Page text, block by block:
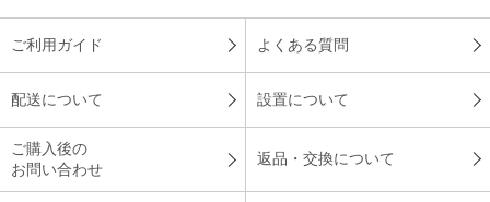
ご利用ガイド よくある質問
配送について 設置について
ご購入後の
お問い合わせ
返品・交換について